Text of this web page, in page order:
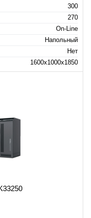
300
270
On-Line
Напольный
Нет
1600x1000x1850